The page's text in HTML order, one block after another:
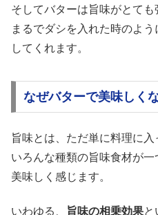
そしてバターは旨味がとても
まるでダシを入れた時のよ
してくれます。
なぜバターで美味しく
旨味とは、ただ単に料理に入
いろんな種類の旨味食材が
美味しく感じます。
いわゆる、 旨味の相乗効果と